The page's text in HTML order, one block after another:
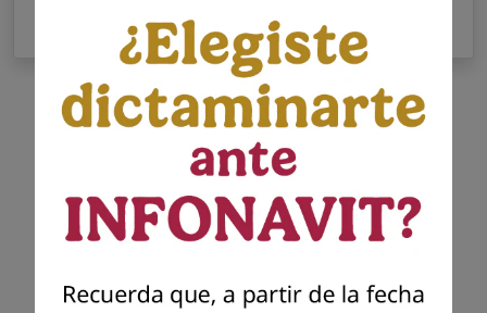
de Dictamen INFONAVIT
Presenta tu dictamen
Infonavit
Presenta el dictamen generado por el
contador público autorizado para dar
presentación del aviso para dictaminar el